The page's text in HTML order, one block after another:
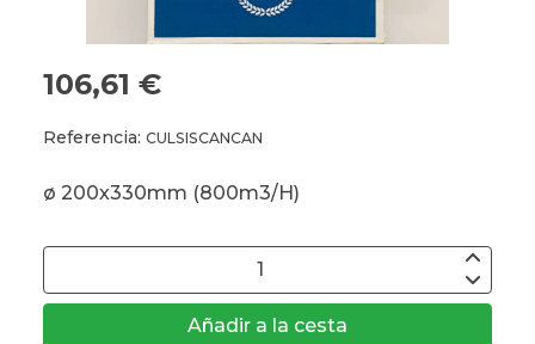
106,61 €
Referencia: CULSISCANCAN
ø 200x330mm (800m3/H)
Añadir a la cesta